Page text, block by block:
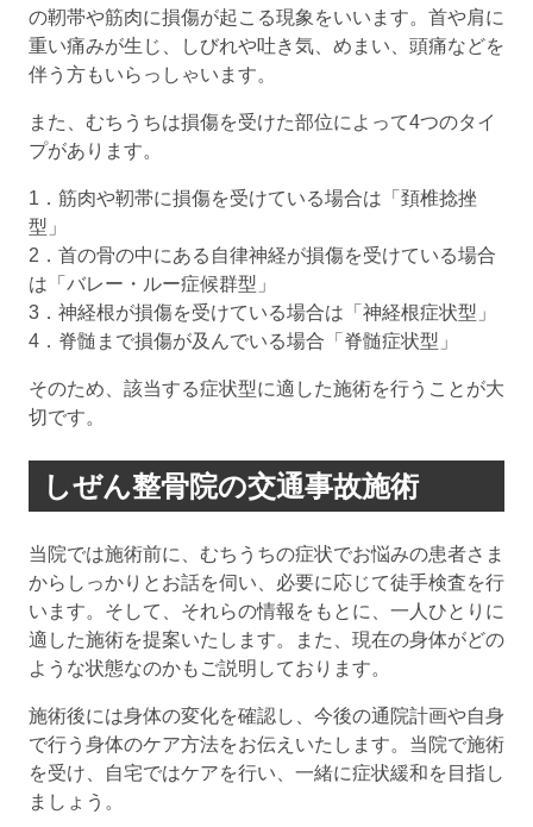
の靭帯や筋肉に損傷が起こる現象をいいます。首や肩に
重い痛みが生じ、しびれや吐き気、めまい、頭痛などを
伴う方もいらっしゃいます。
また、むちうちは損傷を受けた部位によって4つのタイ
プがあります。
1．筋肉や靭帯に損傷を受けている場合は「頚椎捻挫
型」
2．首の骨の中にある自律神経が損傷を受けている場合
は「バレー・ルー症候群型」
3．神経根が損傷を受けている場合は「神経根症状型」
4．脊髄まで損傷が及んでいる場合「脊髄症状型」
そのため、該当する症状型に適した施術を行うことが大
切です。
しぜん整骨院の交通事故施術
当院では施術前に、むちうちの症状でお悩みの患者さま
からしっかりとお話を伺い、必要に応じて徒手検査を行
います。そして、それらの情報をもとに、一人ひとりに
適した施術を提案いたします。また、現在の身体がどの
ような状態なのかもご説明しております。
施術後には身体の変化を確認し、今後の通院計画や自身
で行う身体のケア方法をお伝えいたします。当院で施術
を受け、自宅ではケアを行い、一緒に症状緩和を目指し
ましょう。